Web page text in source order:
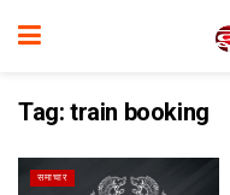
Tag: train booking
समाचार